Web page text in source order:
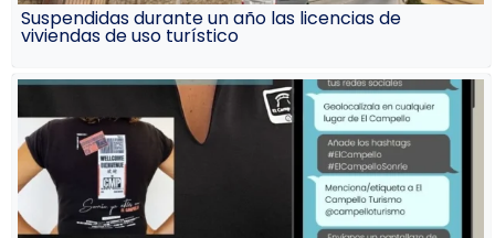
Suspendidas durante un año las licencias de
viviendas de uso turístico